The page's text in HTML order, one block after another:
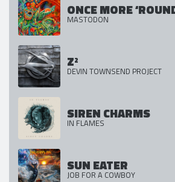
ONCE MORE
MASTODON
Z²
DEVIN TOWNSEND PROJECT
SIREN CHARMS
IN FLAMES
SUN EATER
JOB FOR A COWBOY